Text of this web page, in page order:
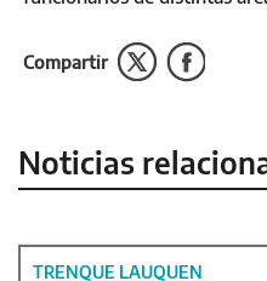
Compartir
Noticias
TRENQUE LAUQUEN